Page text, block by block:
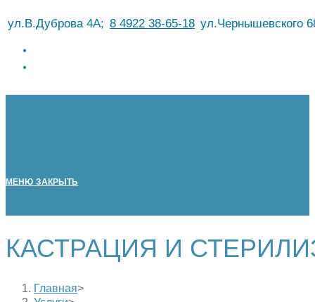
кул.В.Дуброва 4А; 8 4922 38-65-18 ул.Чернышевского
МЕНЮ ЗАКРЫТЬ
КАСТРАЦИЯ И
Главная>